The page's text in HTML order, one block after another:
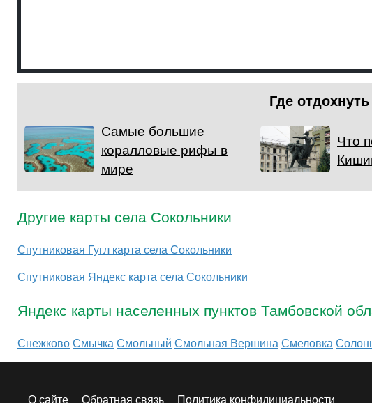
Где
Самые большие
коралловые рифы в
мире
Что
Другие карты села Сокольники
Спутниковая Гугл карта села Сокольники
Спутниковая Яндекс карта села Сокольники
Яндекс карты населенных пунктов Тамбовской
СнежковоСмычкаСмольный Смольная ВершинаСмеловка
О сайте Обратная связь Политика конфидициальности